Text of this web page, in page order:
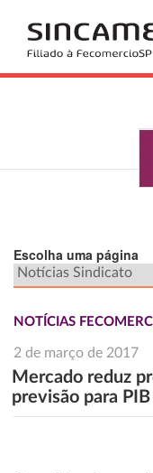
Escolha uma página
NOTÍCIAS
2 de março de 2017
Mercado reduz
previsão para